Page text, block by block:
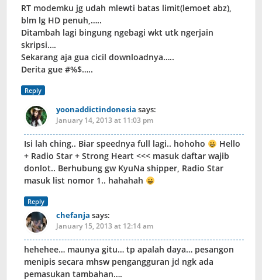
RT modemku jg udah mlewti batas limit(lemoet abz),
blm lg HD penuh,…..
Ditambah lagi bingung ngebagi wkt utk ngerjain
skripsi….
Sekarang aja gua cicil downloadnya…..
Derita gue #%$…..
Reply
yoonaddictindonesia says:
January 14, 2013 at 11:03 pm
Isi lah ching.. Biar speednya full lagi.. hohoho
Hello
+ Radio Star + Strong Heart <<< masuk daftar wajib
donlot.. Berhubung gw KyuNa shipper, Radio Star
masuk list nomor 1.. hahahah
Reply
chefanja says:
January 15, 2013 at 12:14 am
hehehee… maunya gitu… tp apalah daya… pesangon
menipis secara mhsw pengangguran jd ngk ada
pemasukan tambahan….